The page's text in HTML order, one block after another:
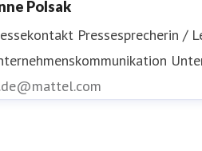
Polsak
Pressesprecherin /